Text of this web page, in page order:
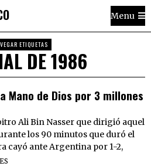
Menu
ETIQUETAS
DE 1986
Mano de Dios por 3 millones
Ali Bin Nasser que dirigió aquel
los 90 minutos que duró el
cayó ante Argentina por 1-2,